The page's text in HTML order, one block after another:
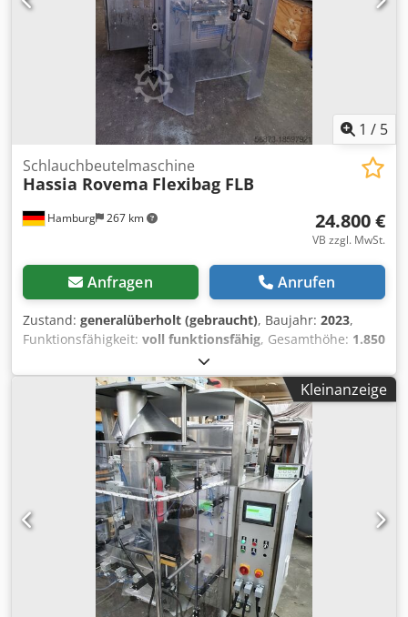
und Formatsätze etc für alle Beutelformen liefern. (z.B.
Umbau für Blockbodenbeutel problemlos zu realisieren)
Auch ind Edelstahlausführung verfügbar Dcodpfex I D Tkox
1 / 5
Hamburg 267 km
Schlauchbeutelmaschine
Hassia Rovema Flexibag FLB
24.800 €
VB zzgl. MwSt.
Anfragen Anrufen
Zustand: generalüberholt (gebraucht), Baujahr: 2023,
Funktionsfähigkeit: voll funktionsfähig, Gesamthöhe: 1.850
1.400 mm, Gesamtlänge:
Folienbreite:600 mm, Servogesteuerte , hochflexible
Verpackungsmaschine (Volumen bis 10Liter.H=1850mm)
Top Zustand und kann sofort loslegen. Heißsiegelmaschine
für alle Verbund-Folien, auf Wunsch auch dauerbeheizte,
teflonisierte Siegelwerkzeuge für PE -Folien. Beutelbreiten
bis 260(optional 320mm) und Beutellaengen bis 500mm.
Maschine ist in sehr guten Zustand. Neue Steuerung über
Touch-Screen Bedienterminal mit Rezepturverwaltung.
Dcodpfx Alov Dwbberok Wenn gewünscht sind wir gern bei
der Inbetriebnahme behilflich. Wir können außerdem die
Versorgung mit Ersatzteilen langfristig gewährleisten und
Formatsätze etc. für alle Beutelformen liefern. (z.B. Umbau
für Blockbodenbeutel problemlos zu realisieren) Auch in
Kleinanzeige